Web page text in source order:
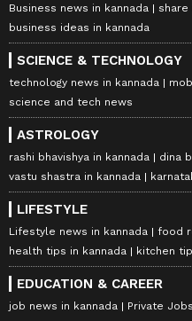
Business news in kannada
share
business ideas in kannada
SCIENCE & TECHNOLOGY
technology news in kannada
science and tech news
ASTROLOGY
rashi bhavishya in kannada dina
vastu shastra in kannada
LIFESTYLE
Lifestyle news in kannada
food
health tips in kannada
kitchen
EDUCATION & CAREER
job news in kannada Private Jobs